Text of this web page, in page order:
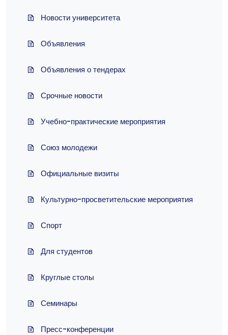
Новости университета
Объявления
Объявления о тендерах
Срочные новости
Учебно-практические мероприятия
Союз молодежи
Официальные визиты
Культурно-просветительские мероприятия
Спорт
Для студентов
Круглые столы
Семинары
Пресс-конференции